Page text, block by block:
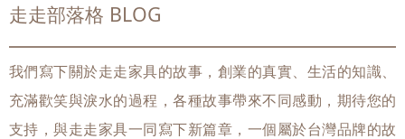
走走部落格 BLOG
我們寫下關於走走家具的故事，創業的真實、生活的知識、
充滿歡笑與淚水的過程，各種故事帶來不同感動，期待您的
支持，與走走家具一同寫下新篇章，一個屬於台灣品牌的故